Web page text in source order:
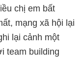
chị em bất
mạng xã hội lại
lại cảnh một
team building